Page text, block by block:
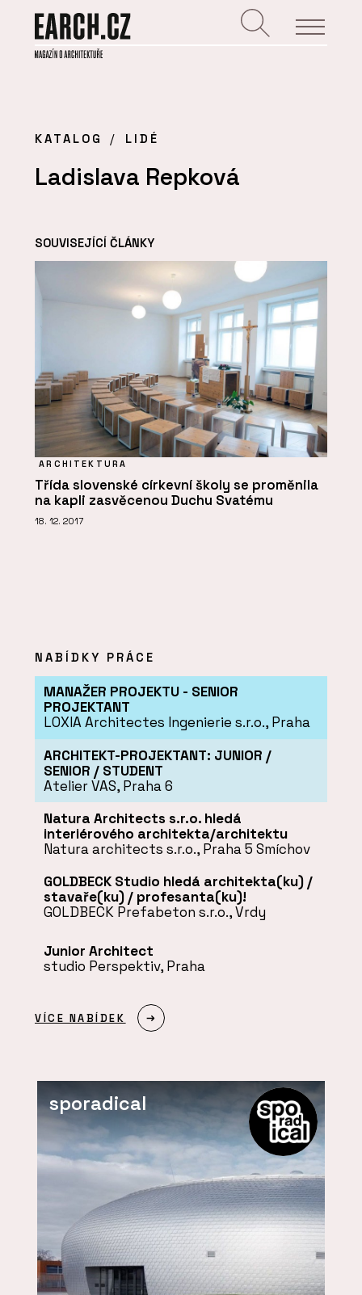
KATALOG LIDÉ
Ladislava Repková
SOUVISEJÍCÍ ČLÁNKY
ARCHITEKTURA
Třída slovenské církevní školy se proměnila
na kapli zasvěcenou Duchu Svatému
18. 12. 2017
NABÍDKY PRÁCE
MANAŽER PROJEKTU - SENIOR
PROJEKTANT
LOXIA Architectes Ingenierie s.r.o., Praha
ARCHITEKT-PROJEKTANT: JUNIOR /
SENIOR / STUDENT
Atelier VAS, Praha 6
Natura Architects s.r.o. hledá
interiérového architekta/architektu
Natura architects s.r.o., Praha 5 Smíchov
GOLDBECK Studio hledá architekta(ku) /
stavaře(ku) / profesanta(ku)!
GOLDBECK Prefabeton s.r.o., Vrdy
Junior Architect
studio Perspektiv, Praha
VÍCE NABÍDEK
sporadical